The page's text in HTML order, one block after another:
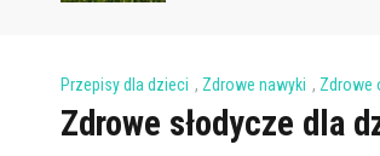
Przepisy dla dzieci , Zdrowe nawyki , Zdrowe
Zdrowe słodycze dla